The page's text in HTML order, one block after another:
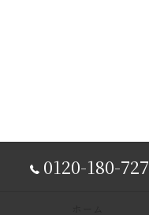
0120-180-727